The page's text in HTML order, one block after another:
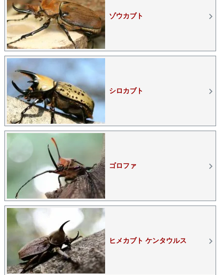
ゾウカブト
シロカブト
ゴロファ
ヒメカブト ケンタウルス